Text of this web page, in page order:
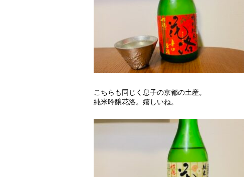
こちらも同じく息子の京都の土産。
純米吟醸花洛。嬉しいね。